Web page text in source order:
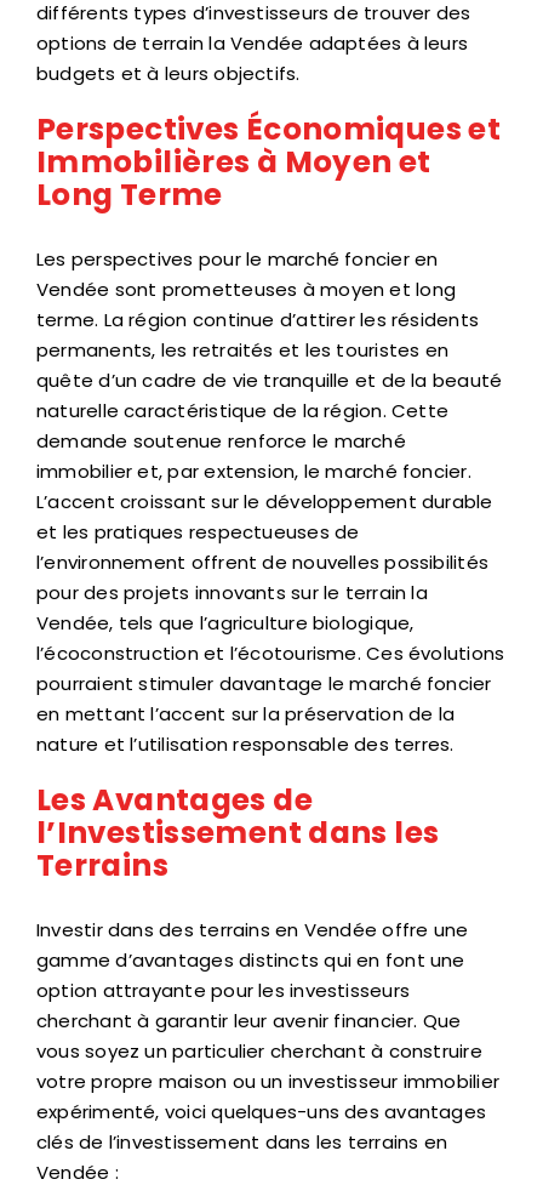
différents types d’investisseurs de trouver des
options de terrain la Vendée adaptées à leurs
budgets et à leurs objectifs.
Perspectives Économiques et
Immobilières à Moyen et
Long Terme
Les perspectives pour le marché foncier en
Vendée sont prometteuses à moyen et long
terme. La région continue d’attirer les résidents
permanents, les retraités et les touristes en
quête d’un cadre de vie tranquille et de la beauté
naturelle caractéristique de la région. Cette
demande soutenue renforce le marché
immobilier et, par extension, le marché foncier.
L’accent croissant sur le développement durable
et les pratiques respectueuses de
l’environnement offrent de nouvelles possibilités
pour des projets innovants sur le terrain la
Vendée, tels que l’agriculture biologique,
l’écoconstruction et l’écotourisme. Ces évolutions
pourraient stimuler davantage le marché foncier
en mettant l’accent sur la préservation de la
nature et l’utilisation responsable des terres.
Les Avantages de
l’Investissement dans les
Terrains
Investir dans des terrains en Vendée offre une
gamme d’avantages distincts qui en font une
option attrayante pour les investisseurs
cherchant à garantir leur avenir financier. Que
vous soyez un particulier cherchant à construire
votre propre maison ou un investisseur immobilier
expérimenté, voici quelques-uns des avantages
clés de l’investissement dans les terrains en
Vendée :